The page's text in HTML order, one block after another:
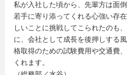
私が入社した頃から、先輩方は面
若手に寄り添ってくれる心強い存
しいことに挑戦してこられたのも
に、会社として成長を後押しする
格取得のための試験費用や交通費
くれます。